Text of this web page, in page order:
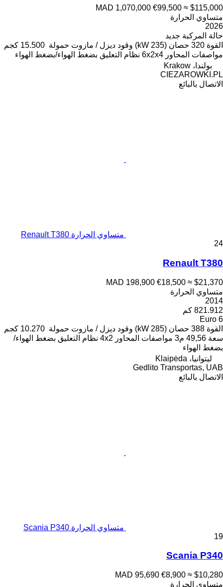
MAD 1,070,000 €99,500 ≈ $115,000
متساوي الحرارة
2026
حالة المركبة جديد
القوة 320 حصان (235 kW) وقود ديزل / مازوت حمولة 15.500 كجم
مواصفات المحاور 6x2x4 نظام التعليق بضغط الهواء/بضغط الهواء
بولندا، Krakow
CIEZAROWKI.PL
الاتصال بالبائع
متساوي الحرارة Renault T380
24
Renault T380
MAD 198,900 €18,500 ≈ $21,370
متساوي الحرارة
2014
821.912 كم
Euro 6
القوة 388 حصان (285 kW) وقود ديزل / مازوت حمولة 10.270 كجم
سعة 49,56 م3 مواصفات المحاور 4x2 نظام التعليق بضغط الهواء/
بضغط الهواء
ليتوانيا، Klaipėda
Gedlito Transportas, UAB
الاتصال بالبائع
متساوي الحرارة Scania P340
19
Scania P340
MAD 95,690 €8,900 ≈ $10,280
متساوي الحرارة